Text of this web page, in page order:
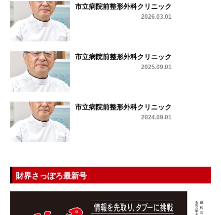
市立病院前整形外科クリニック
2026.03.01
市立病院前整形外科クリニック
2025.09.01
市立病院前整形外科クリニック
2024.09.01
財界さっぽろ最新号